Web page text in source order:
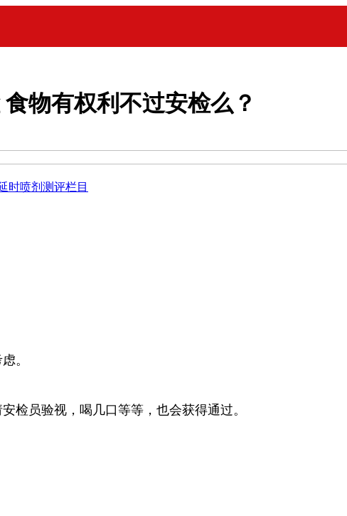
物有权利不过安检么？
时喷剂测评栏目
。
检员验视，喝几口等等，也会获得通过。